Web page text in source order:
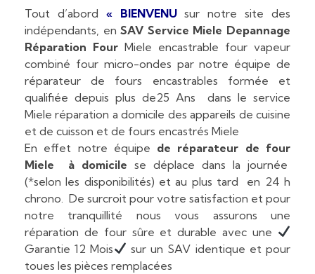
Tout d’abord « BIENVENUsur notre site des
indépendants, enSAV Service Miele Depannage
Réparation Four Miele encastrable four vapeur
combiné four micro-ondes par notre équipe de
réparateur de fours encastrables formée et
qualifiée depuis plus de25 Ans dans le service
Miele réparation a domicile des appareils de cuisine
et de cuisson et de fours encastrés Miele
En effet notre équipe de réparateur de four
Miele à domicile se déplace dans la journée
(*selon les disponibilités) et au plus tard en 24 h
chrono. De surcroit pour votre satisfaction et pour
notre tranquillité nous vous assurons une
réparation de four sûre et durable avec une
Garantie 12 Mois
sur un SAV identique et pour
toues les pièces remplacées